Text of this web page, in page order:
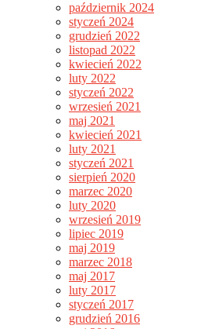
październik 2024
styczeń 2024
grudzień 2022
listopad 2022
kwiecień 2022
luty 2022
styczeń 2022
wrzesień 2021
maj 2021
kwiecień 2021
luty 2021
styczeń 2021
sierpień 2020
marzec 2020
luty 2020
wrzesień 2019
lipiec 2019
maj 2019
marzec 2018
maj 2017
luty 2017
styczeń 2017
grudzień 2016